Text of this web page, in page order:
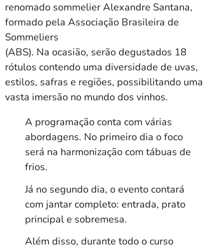
renomado sommelier Alexandre Santana,
formado pela Associação Brasileira de
Sommeliers
(ABS). Na ocasião, serão degustados 18
rótulos contendo uma diversidade de uvas,
estilos, safras e regiões, possibilitando uma
vasta imersão no mundo dos vinhos.
A programação conta com várias
abordagens. No primeiro dia o foco
será na harmonização com tábuas de
frios.
Já no segundo dia, o evento contará
com jantar completo: entrada, prato
principal e sobremesa.
Além disso, durante todo o curso